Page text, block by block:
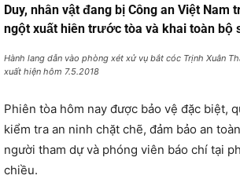
Duy, nhân vật đang bị Công an Việt Nam
ngột xuất hiên trước tòa và khai toàn bộ
Hành lang dẫn vào phòng xét xử vụ bắt cóc Trịnh Xuân
xuất hiện hôm 7.5.2018
Phiên tòa hôm nay được bảo vệ đặc biệt,
kiểm tra an ninh chặt chẽ, đảm bảo an
người tham dự và phóng viên báo chí tại
chiều.